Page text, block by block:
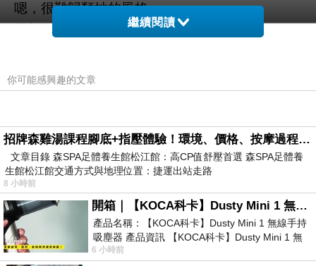
嗯，很難歸類她的風格。
我想每個人對電影好看的定義不同，
韓國20年的嚴重結論。
我看了雖然覺得屍速劇情特別，也很有意思，但
那些日子跟先生看了失控隧道先生給了極高的
評價，我看了喜歡，但也只是普通的喜愛。
每個人的電影好看的定義都不同，
這部電影對我來說，可惜了，跟我期待的銷售
+奇姬有了落差。
繼續閱讀
你可能感興趣的文章
招牌森雞湯課程腳底+指壓體驗！環境、價格、按摩過程全紀錄，森SPA足體養生館松江館最新價格表
文章目錄 森SPA足體養生館松江館：高CP值舒壓首選 森SPA足體養
生館松江館交通方式與地理位置：捷運出站走路
8 小時前
開箱｜【KOCA科卡】Dusty Mini 1 無線手持吸塵器
產品名稱：【KOCA科卡】Dusty Mini 1 無線手持
吸塵器 產品資訊 【KOCA科卡】Dusty Mini 1 無
線手持吸塵器評語： 能吸、能吹兼具兩
6 小時前